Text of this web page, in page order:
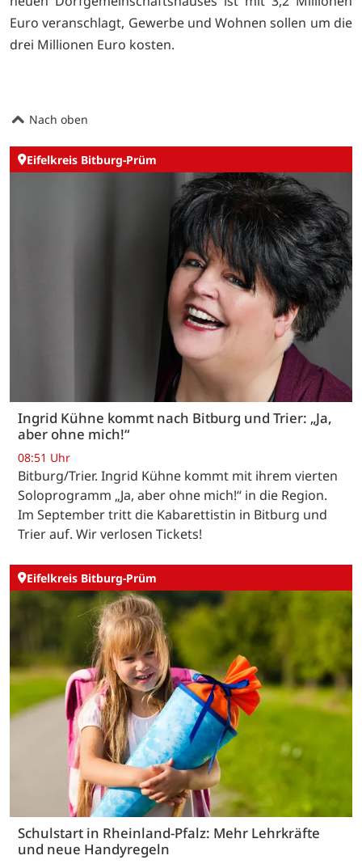
Euro veranschlagt, Gewerbe und Wohnen sollen um die
drei Millionen Euro kosten.
Nach oben
Eifelkreis Bitburg-Prüm
Ingrid Kühne kommt nach Bitburg und Trier: „Ja,
aber ohne mich!“
08:51 Uhr
Bitburg/Trier. Ingrid Kühne kommt mit ihrem vierten
Soloprogramm „Ja, aber ohne mich!“ in die Region.
Im September tritt die Kabarettistin in Bitburg und
Trier auf. Wir verlosen Tickets!
Eifelkreis Bitburg-Prüm
Schulstart in Rheinland-Pfalz: Mehr Lehrkräfte
und neue Handyregeln